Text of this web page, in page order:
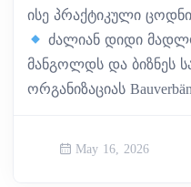
ისე პრაქტიკული
ძალიან დიდი
მანგოლდს და ბიზნეს
ორგანიზაციას
May 16, 2026